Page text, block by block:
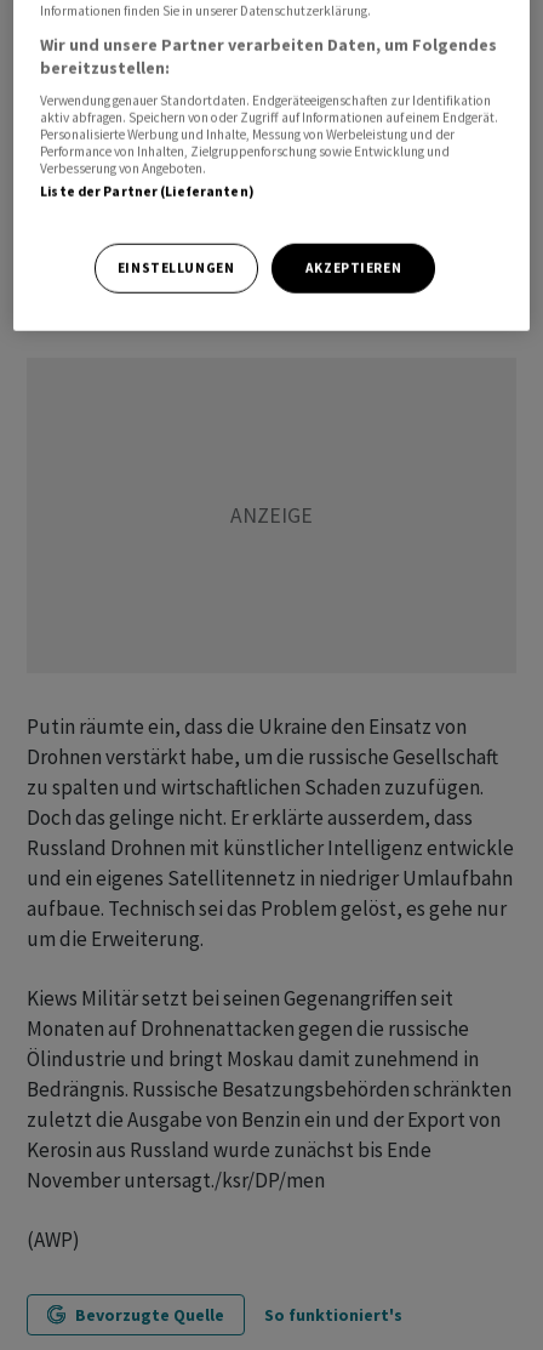
gesprochen. Damals sagte er, es handele sich
überwiegend um junge Leute, darunter die
Generationen der 1990er Jahre.
Klagen über ukrainische Drohnen
Die Soldaten sprachen viel über Probleme durch
auch das Satellitenkommunikationsnetz Starlink nutze.
Dazu hatte Russland Anfang des Jahres den Zugang
Putin räumte ein, dass die Ukraine den Einsatz von
Drohnen verstärkt habe, um die russische Gesellschaft
zu spalten und wirtschaftlichen Schaden zuzufügen.
Doch das gelinge nicht. Er erklärte ausserdem, dass
Russland Drohnen mit künstlicher Intelligenz entwickle
und ein eigenes Satellitennetz in niedriger Umlaufbahn
aufbaue. Technisch sei das Problem gelöst, es gehe nur
um die Erweiterung.
Kiews Militär setzt bei seinen Gegenangriffen seit
Monaten auf Drohnenattacken gegen die russische
Ölindustrie und bringt Moskau damit zunehmend in
Bedrängnis. Russische Besatzungsbehörden schränkten
zuletzt die Ausgabe von Benzin ein und der Export von
Kerosin aus Russland wurde zunächst bis Ende
November untersagt./ksr/DP/men
(AWP)
Bevorzugte Quelle So funktioniert's
Informationen finden Sie in unserer Datenschutzerklärung.
Wir und unsere Partner verarbeiten Daten, um Folgendes
bereitzustellen:
Verwendung genauer Standortdaten. Endgeräteeigenschaften zur Identifikation
aktiv abfragen. Speichern von oder Zugriff auf Informationen auf einem Endgerät.
Personalisierte Werbung und Inhalte, Messung von Werbeleistung und der
Performance von Inhalten, Zielgruppenforschung sowie Entwicklung und
Verbesserung von Angeboten.
Liste der Partner (Lieferanten)
EINSTELLUNGEN AKZEPTIEREN